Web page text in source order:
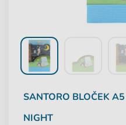
SANTORO BLOČEK
NIGHT